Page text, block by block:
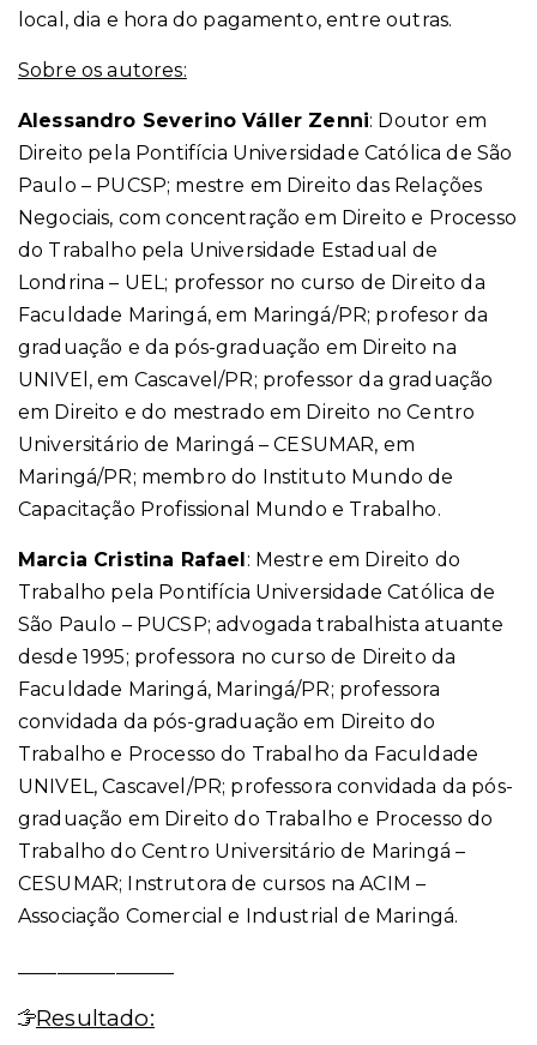
local, dia e hora do pagamento, entre outras.
Sobre os autores:
Alessandro Severino Váller Zenni: Doutor em
Direito pela Pontifícia Universidade Católica de São
Paulo – PUCSP; mestre em Direito das Relações
Negociais, com concentração em Direito e Processo
do Trabalho pela Universidade Estadual de
Londrina – UEL; professor no curso de Direito da
Faculdade Maringá, em Maringá/PR; profesor da
graduação e da pós-graduação em Direito na
UNIVEl, em Cascavel/PR; professor da graduação
em Direito e do mestrado em Direito no Centro
Universitário de Maringá – CESUMAR, em
Maringá/PR; membro do Instituto Mundo de
Capacitação Profissional Mundo e Trabalho.
Marcia Cristina Rafael: Mestre em Direito do
Trabalho pela Pontifícia Universidade Católica de
São Paulo – PUCSP; advogada trabalhista atuante
desde 1995; professora no curso de Direito da
Faculdade Maringá, Maringá/PR; professora
convidada da pós-graduação em Direito do
Trabalho e Processo do Trabalho da Faculdade
UNIVEL, Cascavel/PR; professora convidada da pós-
graduação em Direito do Trabalho e Processo do
Trabalho do Centro Universitário de Maringá –
CESUMAR; Instrutora de cursos na ACIM –
Associação Comercial e Industrial de Maringá.
Resultado: